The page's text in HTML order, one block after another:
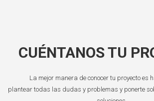
CUÉNTANOS TU
La mejor manera de conocer tu proyecto es
plantear todas las dudas y problemas y ponerte